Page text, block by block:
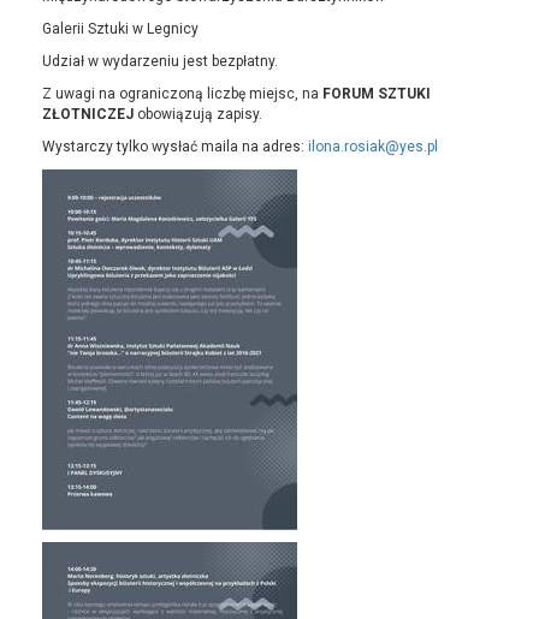
Galerii Sztuki w Legnicy
Udział w wydarzeniu jest bezpłatny.
Z uwagi na ograniczoną liczbę miejsc, na FORUM SZTUKI
ZŁOTNICZEJ obowiązują zapisy.
Wystarczy tylko wysłać maila na adres: ilona.rosiak@yes.pl